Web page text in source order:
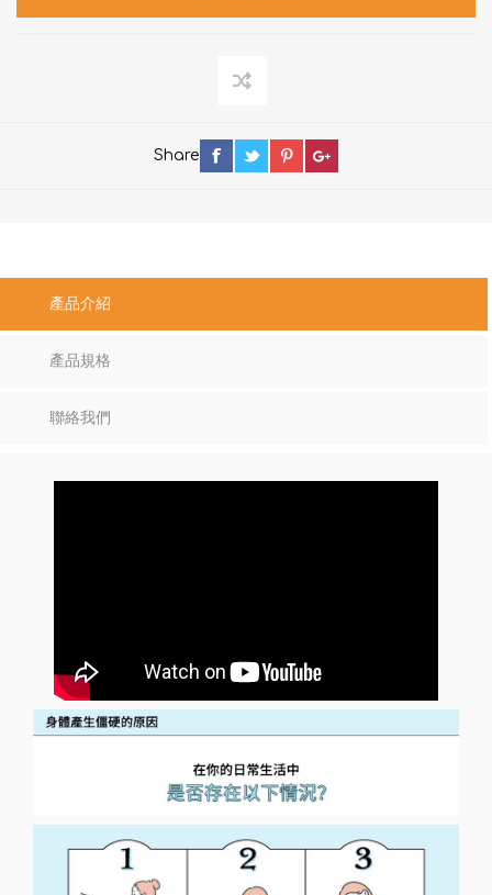
Share
產品介紹
產品規格
聯絡我們